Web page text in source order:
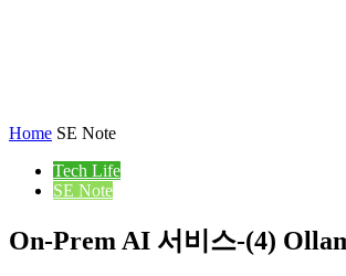
Home SE Note
Tech Life
SE Note
On-Prem AI 서비스-(4)